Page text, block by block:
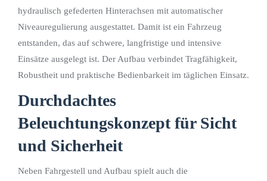
hydraulisch gefederten Hinterachsen mit automatischer
Niveauregulierung ausgestattet. Damit ist ein Fahrzeug
entstanden, das auf schwere, langfristige und intensive
Einsätze ausgelegt ist. Der Aufbau verbindet Tragfähigkeit,
Robustheit und praktische Bedienbarkeit im täglichen Einsatz.
Durchdachtes
Beleuchtungskonzept für Sicht
und Sicherheit
Neben Fahrgestell und Aufbau spielt auch die